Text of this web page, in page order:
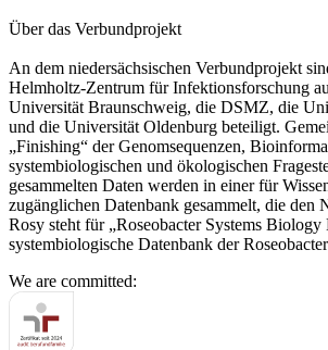
Über das Verbundprojekt
An dem niedersächsischen Verbundprojekt
Helmholtz-Zentrum für Infektionsforschung
Universität Braunschweig, die DSMZ, die
und die Universität Oldenburg beteiligt.
„Finishing“ der Genomsequenzen,
systembiologischen und ökologischen
gesammelten Daten werden in einer für
zugänglichen Datenbank gesammelt, die den
Rosy steht für „Roseobacter Systems Biology
systembiologische Datenbank der
We are committed: